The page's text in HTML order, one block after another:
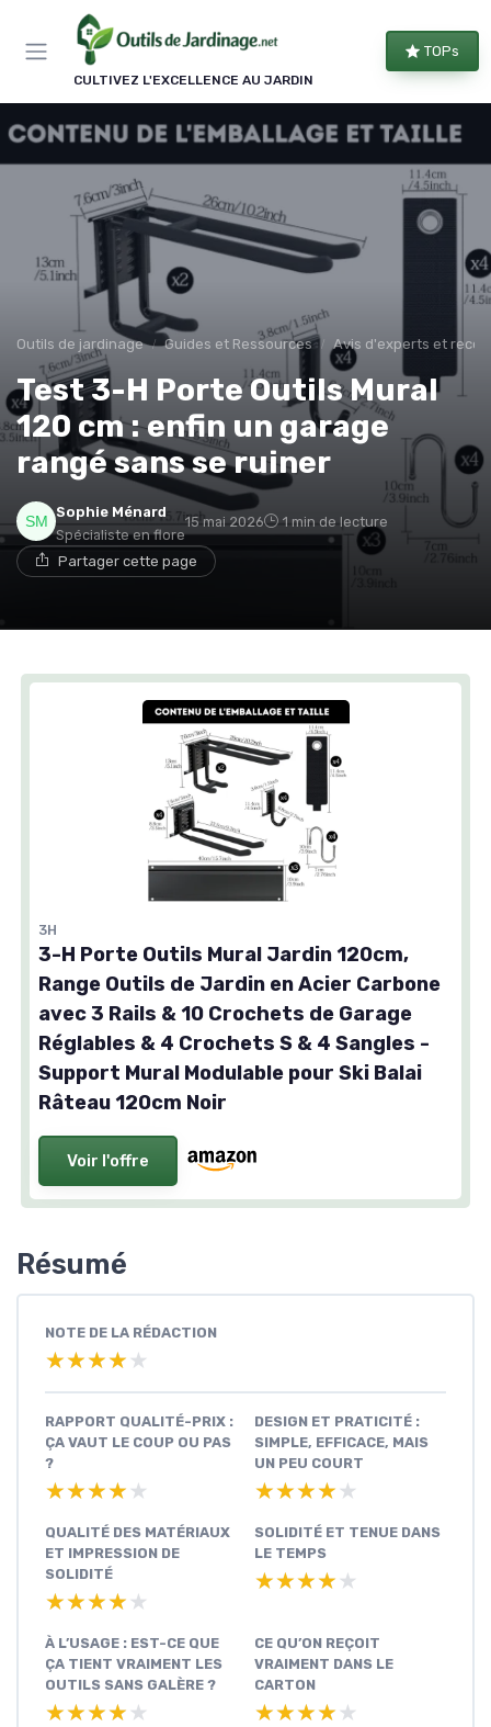
CULTIVEZ L'EXCELLENCE AU JARDIN
TOPs
Outils de jardinage Guides et Ressources Avis d'experts et
Test 3-H Porte Outils Mural
120 cm : enfin un garage
rangé sans se ruiner
Sophie Ménard
Spécialiste en flore
15 mai 2026 1 min de lecture
Partager cette page
3H
3-H Porte Outils Mural Jardin 120cm,
Range Outils de Jardin en Acier Carbone
avec 3 Rails & 10 Crochets de Garage
Réglables & 4 Crochets S & 4 Sangles -
Support Mural Modulable pour Ski Balai
Râteau 120cm Noir
Voir l'offre
Résumé
NOTE DE LA RÉDACTION
★★★★★
★★★★★
RAPPORT QUALITÉ-PRIX :
ÇA VAUT LE COUP OU PAS
?
★★★★★
★★★★★
DESIGN ET PRATICITÉ :
SIMPLE, EFFICACE, MAIS
UN PEU COURT
★★★★★
★★★★★
QUALITÉ DES MATÉRIAUX
ET IMPRESSION DE
SOLIDITÉ
★★★★★
★★★★★
SOLIDITÉ ET TENUE DANS
LE TEMPS
★★★★★
★★★★★
À L’USAGE : EST-CE QUE
ÇA TIENT VRAIMENT LES
OUTILS SANS GALÈRE ?
★★★★★
★★★★★
CE QU’ON REÇOIT
VRAIMENT DANS LE
CARTON
★★★★★
★★★★★
Panneau de gestion des cookies